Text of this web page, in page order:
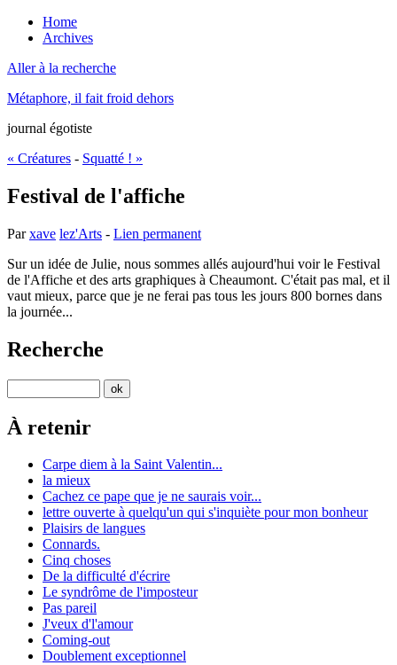
Home
Archives
Aller à la recherche
Métaphore, il fait froid dehors
journal égotiste
« Créatures - Squatté ! »
Festival de l'affiche
Parxave lez'Arts - Lien permanent
Sur un idée de Julie, nous sommes allés aujourd'hui voir le Festival
de l'Affiche et des arts graphiques à Cheaumont. C'était pas mal, et il
vaut mieux, parce que je ne ferai pas tous les jours 800 bornes dans
la journée...
Recherche
À retenir
Carpe diem à la Saint Valentin...
la mieux
Cachez ce pape que je ne saurais voir...
lettre ouverte à quelqu'un qui s'inquiète pour mon bonheur
Plaisirs de langues
Connards.
Cinq choses
De la difficulté d'écrire
Le syndrôme de l'imposteur
Pas pareil
J'veux d'l'amour
Coming-out
Doublement exceptionnel